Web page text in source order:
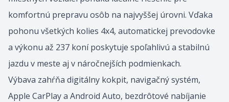
komfortnú prepravu osôb na najvyššej úrovni. Vďaka
pohonu všetkých kolies 4x4, automatickej prevodovke
a výkonu až 237 koní poskytuje spoľahlivú a stabilnú
jazdu v meste aj v náročnejších podmienkach.
Výbava zahŕňa digitálny kokpit, navigačný systém,
Apple CarPlay a Android Auto, bezdrôtové nabíjanie